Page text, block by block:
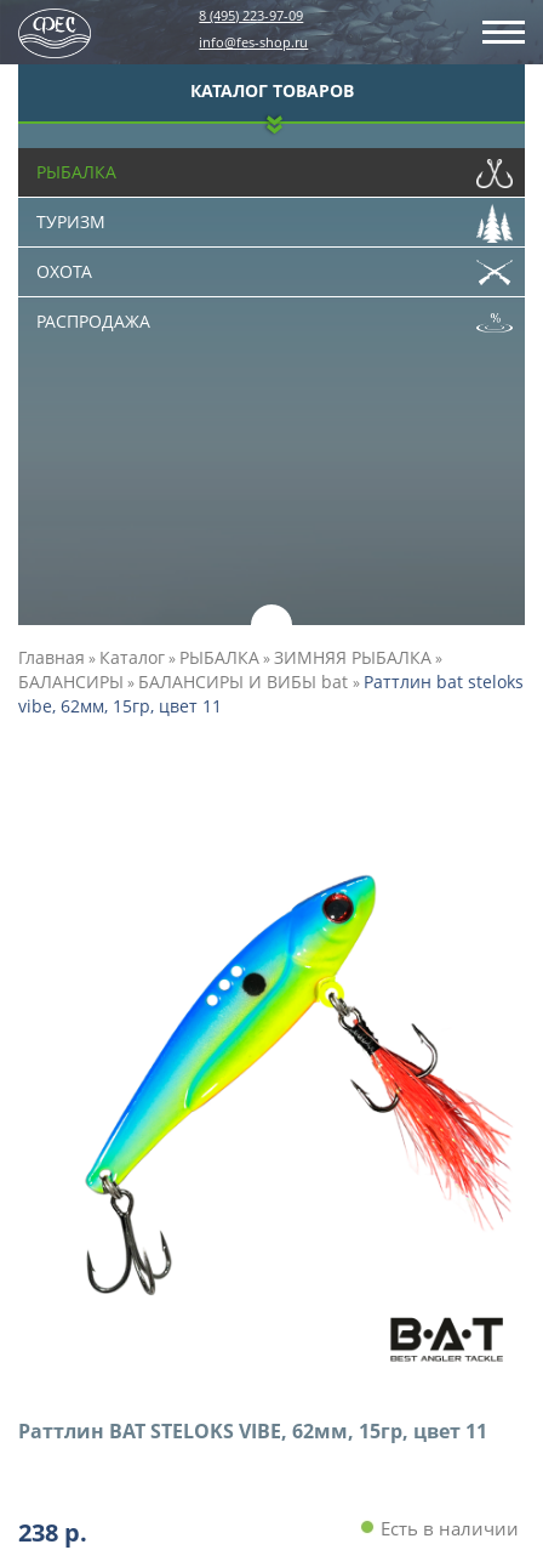
8 (495) 223-97-09
info@fes-shop.ru
КАТАЛОГ ТОВАРОВ
РЫБАЛКА
ТУРИЗМ
ОХОТА
РАСПРОДАЖА
Главная » Каталог» РЫБАЛКА»ЗИМНЯЯ РЫБАЛКА»
БАЛАНСИРЫ » БАЛАНСИРЫ И ВИБЫ bat » Раттлин bat steloks
vibe, 62мм, 15гр, цвет 11
Раттлин BAT STELOKS VIBE, 62мм, 15гр, цвет 11
238 р. Есть в наличии